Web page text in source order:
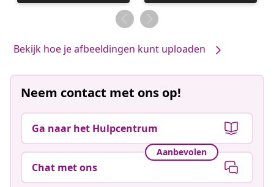
gepubliceerd
gepubliceerd
door
Bekijk hoe je afbeeldingen kunt uploaden
Neem contact met ons op!
Ga naar het Hulpcentrum
Aanbevolen
Chat met ons